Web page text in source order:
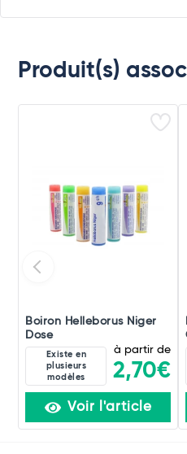
Produit(s)
Boiron Helleborus Niger
Dose
Existe en
plusieurs
modèles
à partir de
2,70€
Voir l'article